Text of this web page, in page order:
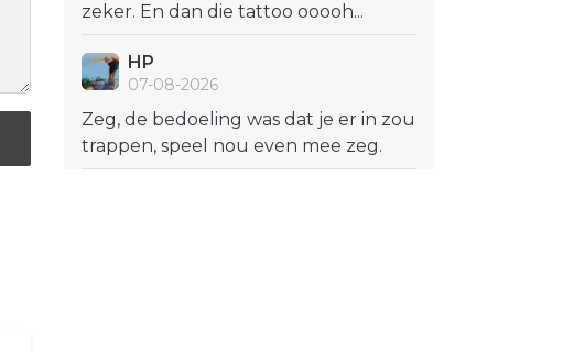
zeker. En dan die tattoo ooooh...
HP
07-08-2026
Zeg, de bedoeling was dat je er in zou
trappen, speel nou even mee zeg.